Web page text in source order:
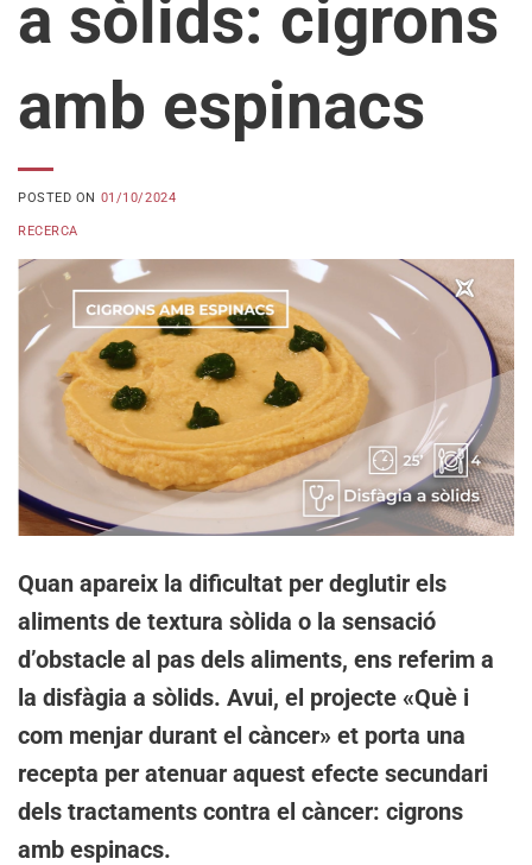
a sòlids: cigrons
amb espinacs
POSTED ON 01/10/2024
RECERCA
Quan apareix la dificultat per deglutir els
aliments de textura sòlida o la sensació
d’obstacle al pas dels aliments, ens referim a
la disfàgia a sòlids. Avui, el projecte «Què i
com menjar durant el càncer» et porta una
recepta per atenuar aquest efecte secundari
dels tractaments contra el càncer: cigrons
amb espinacs.